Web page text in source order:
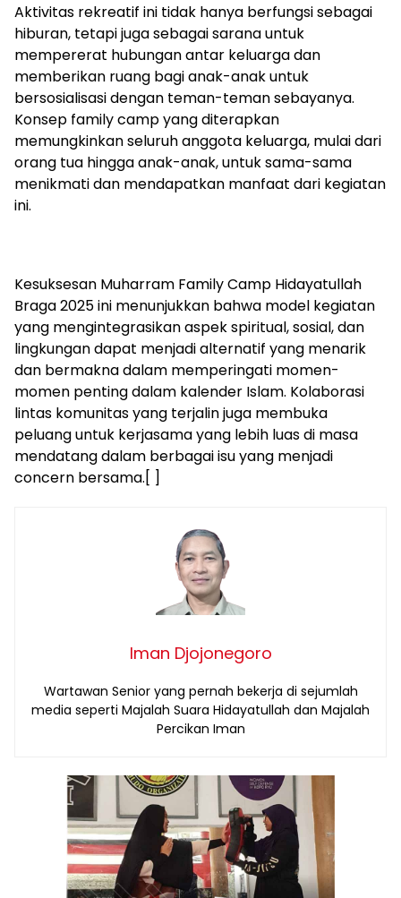
Aktivitas rekreatif ini tidak hanya berfungsi sebagai
hiburan, tetapi juga sebagai sarana untuk
mempererat hubungan antar keluarga dan
memberikan ruang bagi anak-anak untuk
bersosialisasi dengan teman-teman sebayanya.
Konsep family camp yang diterapkan
memungkinkan seluruh anggota keluarga, mulai dari
orang tua hingga anak-anak, untuk sama-sama
menikmati dan mendapatkan manfaat dari kegiatan
ini.
Kesuksesan Muharram Family Camp Hidayatullah
Braga 2025 ini menunjukkan bahwa model kegiatan
yang mengintegrasikan aspek spiritual, sosial, dan
lingkungan dapat menjadi alternatif yang menarik
dan bermakna dalam memperingati momen-
momen penting dalam kalender Islam. Kolaborasi
lintas komunitas yang terjalin juga membuka
peluang untuk kerjasama yang lebih luas di masa
mendatang dalam berbagai isu yang menjadi
concern bersama.[ ]
Iman Djojonegoro
Wartawan Senior yang pernah bekerja di sejumlah
media seperti Majalah Suara Hidayatullah dan Majalah
Percikan Iman